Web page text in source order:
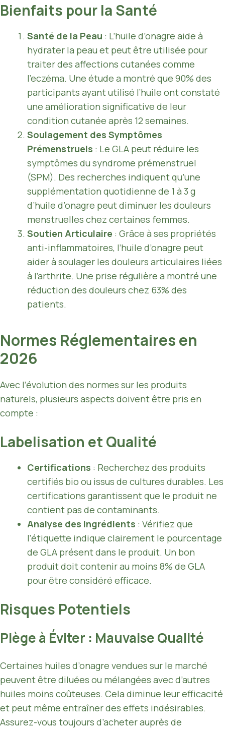
Bienfaits pour la Santé
Santé de la Peau : L’huile d’onagre aide à
hydrater la peau et peut être utilisée pour
traiter des affections cutanées comme
l’eczéma. Une étude a montré que 90% des
participants ayant utilisé l’huile ont constaté
une amélioration significative de leur
condition cutanée après 12 semaines.
Soulagement des Symptômes
Prémenstruels : Le GLA peut réduire les
symptômes du syndrome prémenstruel
(SPM). Des recherches indiquent qu’une
supplémentation quotidienne de 1 à 3 g
d’huile d’onagre peut diminuer les douleurs
menstruelles chez certaines femmes.
Soutien Articulaire : Grâce à ses propriétés
anti-inflammatoires, l’huile d’onagre peut
aider à soulager les douleurs articulaires liées
à l’arthrite. Une prise régulière a montré une
réduction des douleurs chez 63% des
patients.
Normes Réglementaires en
2026
Avec l’évolution des normes sur les produits
naturels, plusieurs aspects doivent être pris en
compte :
Labelisation et Qualité
Certifications : Recherchez des produits
certifiés bio ou issus de cultures durables. Les
certifications garantissent que le produit ne
contient pas de contaminants.
Analyse des Ingrédients : Vérifiez que
l’étiquette indique clairement le pourcentage
de GLA présent dans le produit. Un bon
produit doit contenir au moins 8% de GLA
pour être considéré efficace.
Risques Potentiels
Piège à Éviter : Mauvaise Qualité
Certaines huiles d’onagre vendues sur le marché
peuvent être diluées ou mélangées avec d’autres
huiles moins coûteuses. Cela diminue leur efficacité
et peut même entraîner des effets indésirables.
Assurez-vous toujours d’acheter auprès de